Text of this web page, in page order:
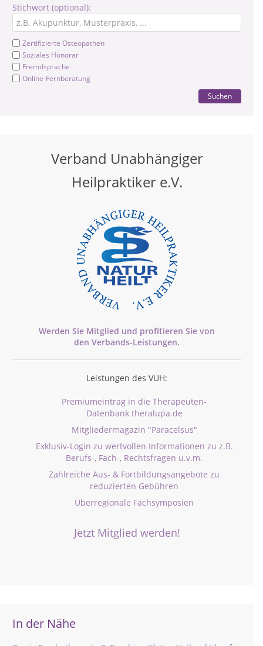
Stichwort (optional):
Zertifizierte Osteopathen
Soziales Honorar
Fremdsprache
Online-Fernberatung
Suchen
Verband Unabhängiger
Heilpraktiker e.V.
Werden Sie Mitglied und profitieren Sie von
den Verbands-Leistungen.
Leistungen des VUH:
Premiumeintrag in die Therapeuten-
Datenbank theralupa.de
Mitgliedermagazin "Paracelsus"
Exklusiv-Login zu wertvollen Informationen zu z.B.
Berufs-, Fach-, Rechtsfragen u.v.m.
Zahlreiche Aus- & Fortbildungsangebote zu
reduzierten Gebühren
Überregionale Fachsymposien
Jetzt Mitglied werden!
In der Nähe